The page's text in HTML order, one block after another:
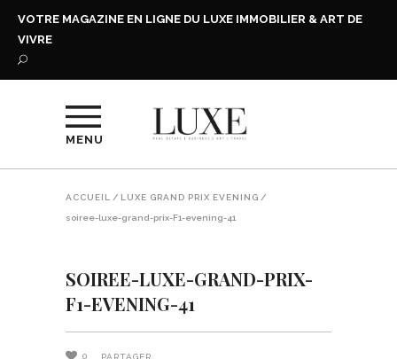
VOTRE MAGAZINE EN LIGNE DU LUXE IMMOBILIER & ART DE
VIVRE
MENU
ACCUEIL / LUXE GRAND PRIX EVENING /
soiree-luxe-grand-prix-F1-evening-41
SOIREE-LUXE-GRAND-PRIX-
F1-EVENING-41
0 PARTAGER